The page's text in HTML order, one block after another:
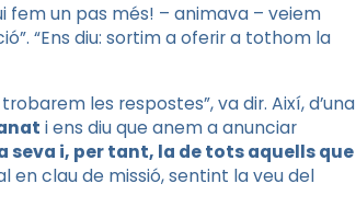
fem un pas més! – animava – veiem
“Ens diu: sortim a oferir a tothom la
les respostes”, va dir. Així, d’una
i ens diu que anem a anunciar
seva i, per tant, la de tots aquells que
en clau de missió, sentint la veu del